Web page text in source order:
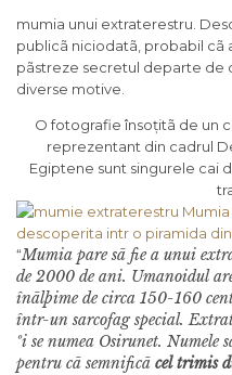
mumia unui extraterestru.
publicã niciodatã, probabil
pãstreze secretul departe de
diverse motive.
O fotografie însoțitã de un
reprezentant din cadrul
Egiptene sunt singurele cai
“Mumia pare sã fie a unui
de 2000 de ani. Umanoidul
înãlþime de circa 150-160
într-un sarcofag special.
ºi se numea Osirunet. Numele
pentru cã semnificã cel trimis